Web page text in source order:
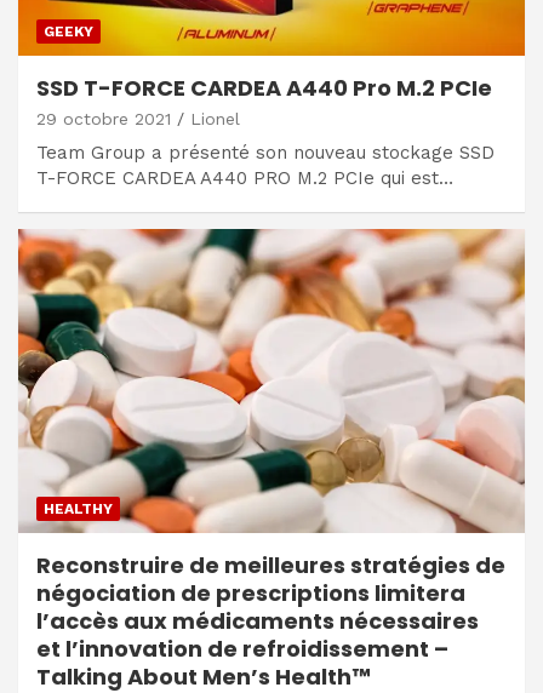
GEEKY
SSD T-FORCE CARDEA A440 Pro M.2 PCIe
29 octobre 2021 Lionel
Team Group a présenté son nouveau stockage SSD
T-FORCE CARDEA A440 PRO M.2 PCIe qui est…
HEALTHY
Reconstruire de meilleures stratégies de
négociation de prescriptions limitera
l’accès aux médicaments nécessaires
et l’innovation de refroidissement –
Talking About Men’s Health™